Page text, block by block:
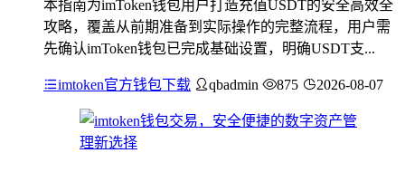
本指南为imToken钱包用户打造充值USDT的安全高效全
攻略，覆盖从前期准备到实际操作的完整流程，用户需
先确认imToken钱包已完成基础设置，明确USDT支...
imtoken官方钱包下载 qbadmin 875 2026-08-07